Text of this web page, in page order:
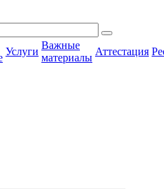
Услуги
Важные
материалы
Аттестация